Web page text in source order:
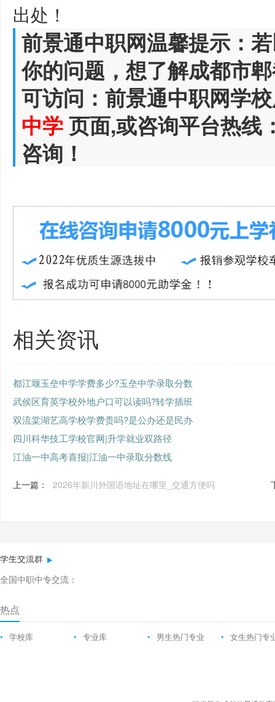
出处！
前景通中职网温馨提示：
你的问题，想了解成都市
可访问：前景通中职网学
中学页面,或咨询平台热线
咨询！
相关资讯
都江堰玉垒中学学费多少?玉垒中学录取分数
武侯区育英学校外地户口可以读吗?转学插班
双流棠湖艺高学校学费贵吗?是公办还是民办
四川科华技工学校官网|升学就业双路径
江油一中高考喜报|江油一中录取分数线
上一篇： 2026年新川外国语地址在哪里_交通方便吗
学生交流群
全国中职中专交流：
热点
• 学校库 • 专业库 • 男生热门专业 • 女生热门专